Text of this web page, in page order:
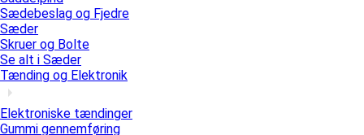
Sædebeslag og Fjedre
Sæder
Skruer og Bolte
Se alt i Sæder
Tænding og Elektronik
Elektroniske tændinger
Gummi gennemføring